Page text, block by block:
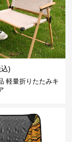
)
軽量折りたたみキ